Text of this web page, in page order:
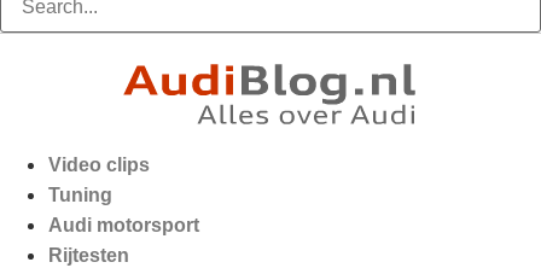
Video clips
Tuning
Audi motorsport
Rijtesten